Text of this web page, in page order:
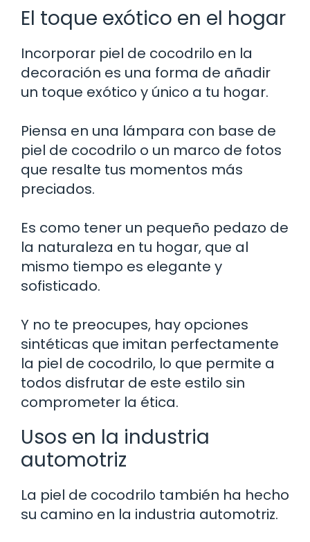
El toque exótico en el hogar
Incorporar piel de cocodrilo en la
decoración es una forma de añadir
un toque exótico y único a tu hogar.
Piensa en una lámpara con base de
piel de cocodrilo o un marco de fotos
que resalte tus momentos más
preciados.
Es como tener un pequeño pedazo de
la naturaleza en tu hogar, que al
mismo tiempo es elegante y
sofisticado.
Y no te preocupes, hay opciones
sintéticas que imitan perfectamente
la piel de cocodrilo, lo que permite a
todos disfrutar de este estilo sin
comprometer la ética.
Usos en la industria
automotriz
La piel de cocodrilo también ha hecho
su camino en la industria automotriz.